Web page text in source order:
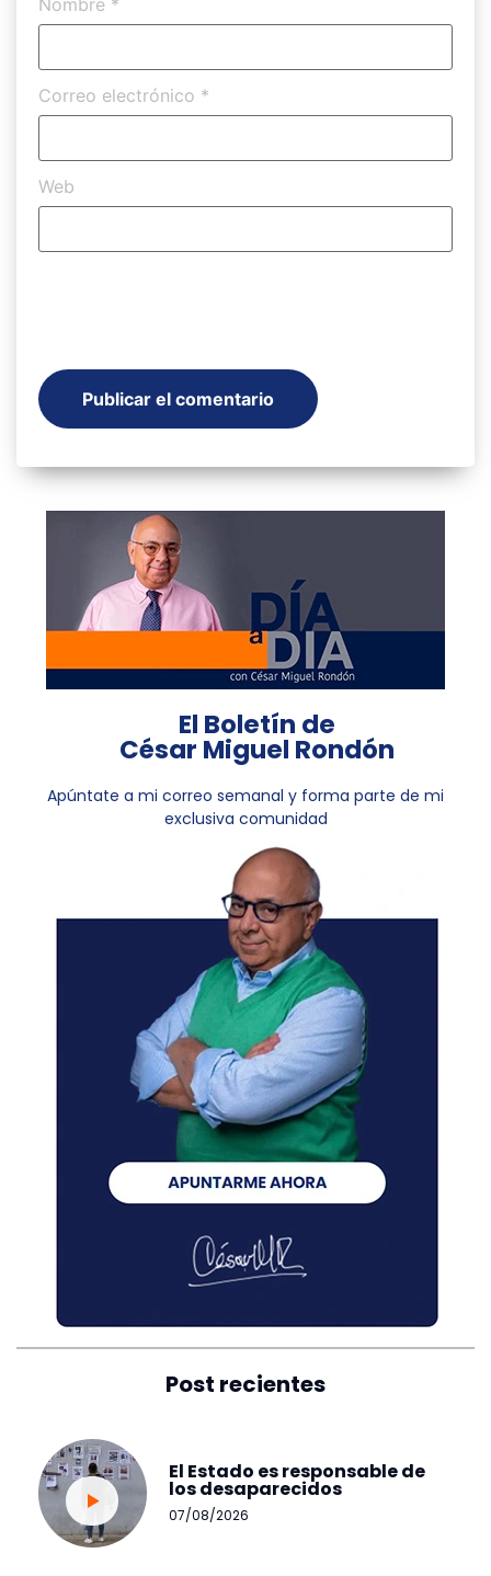
Nombre *
Correo electrónico *
Web
El Boletín de
César Miguel Rondón
Apúntate a mi correo semanal y forma parte de mi
exclusiva comunidad
Post recientes
El Estado es responsable de
los desaparecidos
07/08/2026